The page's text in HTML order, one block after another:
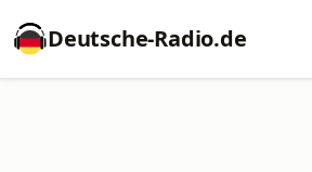
Deutsche-Radio.de